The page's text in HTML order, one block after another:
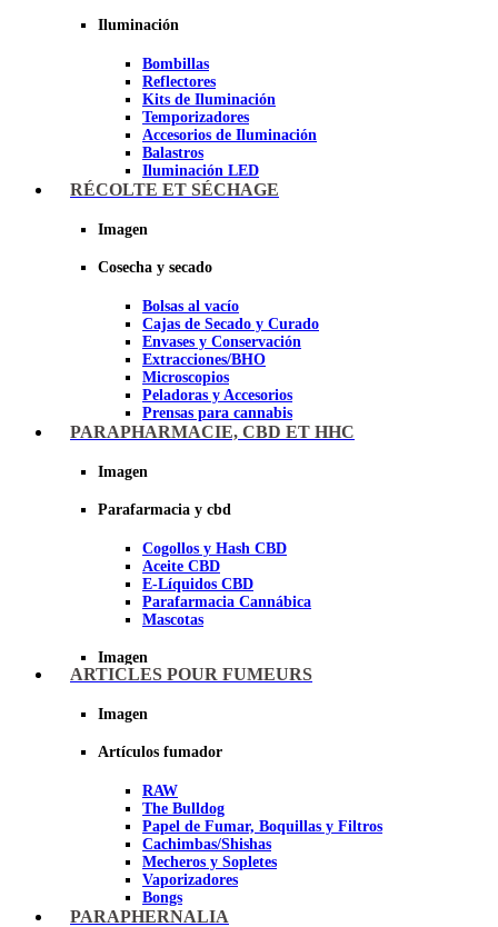
Iluminación
Bombillas
Reflectores
Kits de Iluminación
Temporizadores
Accesorios de Iluminación
Balastros
Iluminación LED
Iluminación LEC
RÉCOLTE ET SÉCHAGE
Imagen
Cosecha y secado
Bolsas al vacío
Cajas de Secado y Curado
Envases y Conservación
Extracciones/BHO
Microscopios
Peladoras y Accesorios
Prensas para cannabis
Secadores de cogollos
PARAPHARMACIE, CBD ET HHC
Imagen
Parafarmacia y cbd
Cogollos y Hash CBD
Aceite CBD
E-Líquidos CBD
Parafarmacia Cannábica
Mascotas
Imagen
ARTICLES POUR FUMEURS
Imagen
Artículos fumador
RAW
The Bulldog
Papel de Fumar, Boquillas y Filtros
Cachimbas/Shishas
Mecheros y Sopletes
Vaporizadores
Bongs
Bandejas para liar
PARAPHERNALIA